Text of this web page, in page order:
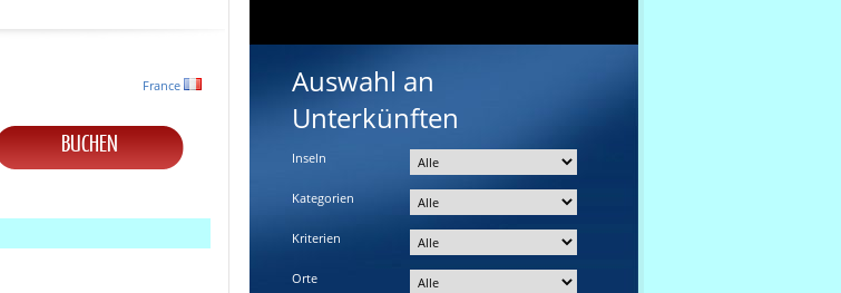
France
BUCHEN
Auswahl an
Unterkünften
Inseln
Kategorien
Kriterien
Orte